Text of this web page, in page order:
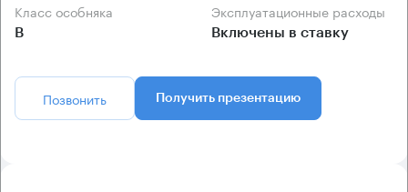
Класс особняка
B
Эксплуатационные расходы
Включены в ставку
Позвонить Получить презентацию